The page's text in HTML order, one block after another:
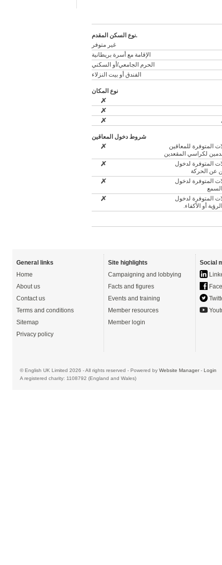
نوع السكن المقدم.
غير متوفر
الإقامة مع أسرة بريطانية
الحرم الجامعي/أو السكني
الفندق أو بيت النزلاء
نوع المكان
شروط دخول المعاقين
المتوفرة للمعاقين
لكراسي المقعدين
المتوفرة لدخول
عن الحركة
المتوفرة لدخول
المتوفرة لدخول
أو الأكفاء.
General links
Home
About us
Contact us
Terms and conditions
Sitemap
Privacy policy
Site highlights
Campaigning and lobbying
Facts and figures
Events and training
Member resources
Member login
Social
© English UK Limited 2026 - All rights reserved - Powered by Website Manager- Login
A registered charity: 1108792 (England and Wales)